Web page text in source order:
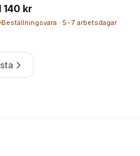
140 kr
Beställningsvara · 5-7 arbetsdagar